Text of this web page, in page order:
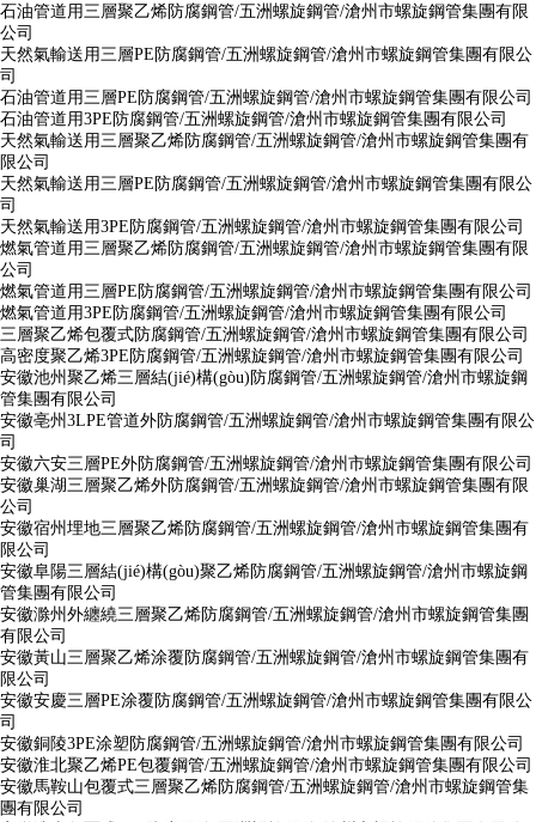
石油管道用三層聚乙烯防腐鋼管/五洲螺旋鋼管/滄州市螺旋鋼管集團有限
公司
天然氣輸送用三層PE防腐鋼管/五洲螺旋鋼管/滄州市螺旋鋼管集團有限公
司
石油管道用三層PE防腐鋼管/五洲螺旋鋼管/滄州市螺旋鋼管集團有限公司
石油管道用3PE防腐鋼管/五洲螺旋鋼管/滄州市螺旋鋼管集團有限公司
天然氣輸送用三層聚乙烯防腐鋼管/五洲螺旋鋼管/滄州市螺旋鋼管集團有
限公司
天然氣輸送用三層PE防腐鋼管/五洲螺旋鋼管/滄州市螺旋鋼管集團有限公
司
天然氣輸送用3PE防腐鋼管/五洲螺旋鋼管/滄州市螺旋鋼管集團有限公司
燃氣管道用三層聚乙烯防腐鋼管/五洲螺旋鋼管/滄州市螺旋鋼管集團有限
公司
燃氣管道用三層PE防腐鋼管/五洲螺旋鋼管/滄州市螺旋鋼管集團有限公司
燃氣管道用3PE防腐鋼管/五洲螺旋鋼管/滄州市螺旋鋼管集團有限公司
三層聚乙烯包覆式防腐鋼管/五洲螺旋鋼管/滄州市螺旋鋼管集團有限公司
高密度聚乙烯3PE防腐鋼管/五洲螺旋鋼管/滄州市螺旋鋼管集團有限公司
安徽池州聚乙烯三層結(jié)構(gòu)防腐鋼管/五洲螺旋鋼管/滄州市螺旋鋼
管集團有限公司
安徽亳州3LPE管道外防腐鋼管/五洲螺旋鋼管/滄州市螺旋鋼管集團有限公
司
安徽六安三層PE外防腐鋼管/五洲螺旋鋼管/滄州市螺旋鋼管集團有限公司
安徽巢湖三層聚乙烯外防腐鋼管/五洲螺旋鋼管/滄州市螺旋鋼管集團有限
公司
安徽宿州埋地三層聚乙烯防腐鋼管/五洲螺旋鋼管/滄州市螺旋鋼管集團有
限公司
安徽阜陽三層結(jié)構(gòu)聚乙烯防腐鋼管/五洲螺旋鋼管/滄州市螺旋鋼
管集團有限公司
安徽滁州外纏繞三層聚乙烯防腐鋼管/五洲螺旋鋼管/滄州市螺旋鋼管集團
有限公司
安徽黃山三層聚乙烯涂覆防腐鋼管/五洲螺旋鋼管/滄州市螺旋鋼管集團有
限公司
安徽安慶三層PE涂覆防腐鋼管/五洲螺旋鋼管/滄州市螺旋鋼管集團有限公
司
安徽銅陵3PE涂塑防腐鋼管/五洲螺旋鋼管/滄州市螺旋鋼管集團有限公司
安徽淮北聚乙烯PE包覆鋼管/五洲螺旋鋼管/滄州市螺旋鋼管集團有限公司
安徽馬鞍山包覆式三層聚乙烯防腐鋼管/五洲螺旋鋼管/滄州市螺旋鋼管集
團有限公司